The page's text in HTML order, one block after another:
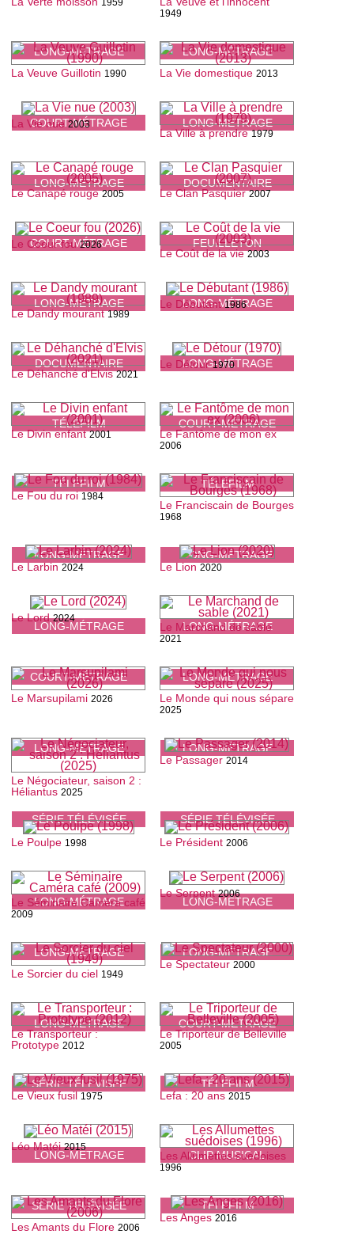
LONG-MÉTRAGE LONG-MÉTRAGE
1949
COURT-MÉTRAGE
La Veuve Guillotin 1990
LONG-MÉTRAGE
La Vie domestique 2013
LONG-MÉTRAGE
La Vie nue 2003
DOCUMENTAIRE
La Ville à prendre 1979
COURT-MÉTRAGE
Le Canapé rouge 2005
FEUILLETON
Le Clan Pasquier 2007
LONG-MÉTRAGE
Le Coeur fou 2026
LONG-MÉTRAGE
Le Coût de la vie 2003
DOCUMENTAIRE
Le Dandy mourant 1989
LONG-MÉTRAGE
Le Débutant 1986
TÉLÉFILM
Le Déhanché d'Elvis 2021
COURT-MÉTRAGE
Le Détour 1970
TÉLÉFILM
Le Divin enfant 2001
TÉLÉFILM
Le Fantôme de mon ex
2006
LONG-MÉTRAGE
Le Fou du roi 1984
LONG-MÉTRAGE
Le Franciscain de Bourges
1968
LONG-MÉTRAGE
Le Larbin 2024
LONG-MÉTRAGE
Le Lion 2020
COURT-MÉTRAGE
Le Lord 2024
LONG-MÉTRAGE
Le Marchand de sable
2021
LONG-MÉTRAGE
Le Marsupilami 2026
LONG-MÉTRAGE
Le Monde qui nous sépare
2025
SÉRIE TÉLÉVISÉE
Le Négociateur, saison 2 :
Héliantus 2025
SÉRIE TÉLÉVISÉE
Le Passager 2014
LONG-MÉTRAGE
Le Poulpe 1998
LONG-MÉTRAGE
Le Président 2006
LONG-MÉTRAGE
Le Séminaire Caméra café
2009
LONG-MÉTRAGE
Le Serpent 2006
LONG-MÉTRAGE
Le Sorcier du ciel 1949
COURT-MÉTRAGE
Le Spectateur 2000
SÉRIE TÉLÉVISÉE
Le Transporteur :
Prototype 2012
TÉLÉFILM
Le Triporteur de Belleville
2005
LONG-MÉTRAGE
Le Vieux fusil 1975
CLIP MUSICAL
Lefa : 20 ans 2015
SÉRIE TÉLÉVISÉE
Léo Matéi 2015
TÉLÉFILM
Les Allumettes suédoises
1996
Les Amants du Flore 2006
Les Anges 2016